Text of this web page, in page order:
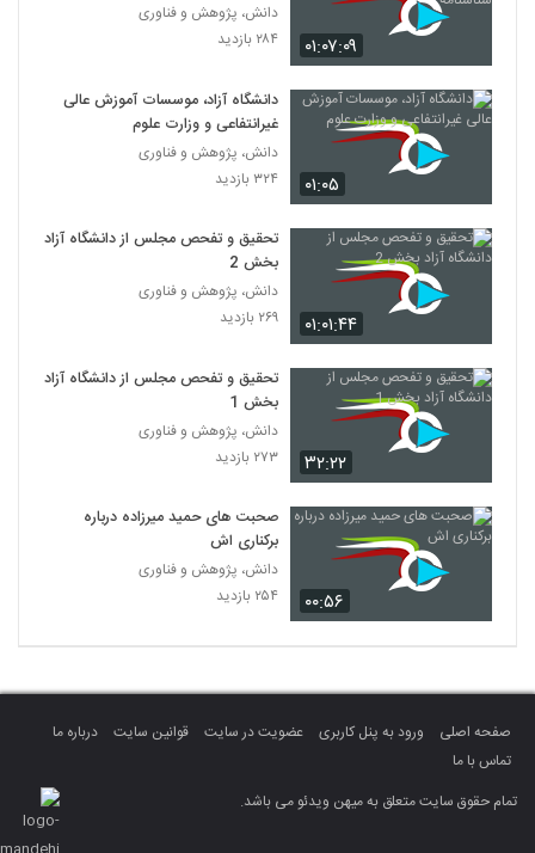
۰۱:۰۷:۰۹
دانش، پژوهش و فناوری
۲۸۴ بازدید
۰۱:۰۵
دانشگاه آزاد، موسسات آموزش عالی
غیرانتفاعی و وزارت علوم
دانش، پژوهش و فناوری
۳۲۴ بازدید
۰۱:۰۱:۴۴
تحقیق و تفحص مجلس از دانشگاه آزاد
بخش 2
دانش، پژوهش و فناوری
۲۶۹ بازدید
۳۲:۲۲
تحقیق و تفحص مجلس از دانشگاه آزاد
بخش 1
دانش، پژوهش و فناوری
۲۷۳ بازدید
۰۰:۵۶
صحبت های حمید میرزاده درباره
برکناری اش
دانش، پژوهش و فناوری
۲۵۴ بازدید
صفحه اصلی ورود به پنل کاربری عضویت در سایت قوانین سایت
درباره ما
تماس با ما
تمام حقوق سایت متعلق به میهن ویدئو می باشد.